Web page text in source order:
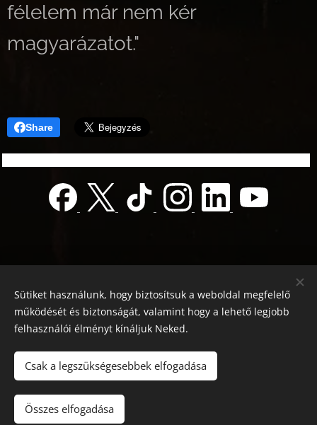
félelem már nem kér
magyarázatot."
Share
Országos azonosító:
0100/60270/2025/2300092318647
Adószám: 19419028-1-43
Webnode
Sütiket használunk, hogy biztosítsuk a weboldal megfelelő
működését és biztonságát, valamint hogy a lehető legjobb
felhasználói élményt kínáljuk Neked.
Csak a legszükségesebbek elfogadása
Összes elfogadása